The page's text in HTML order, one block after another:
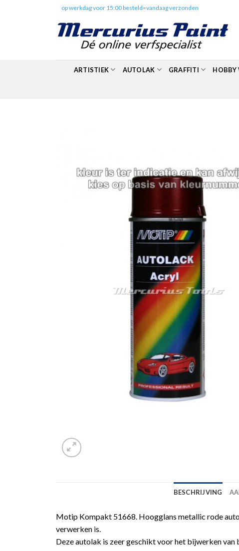
op werkdag voor 15:00 besteld=vandaag verzonden
ARTISTIEK AUTOLAK GRAFFITI HOBBY
BESCHRIJVING
Motip Kompakt 51668. Hoogglans metallic rode
verwerken is.
Deze autolak is zeer geschikt voor het bijwerken